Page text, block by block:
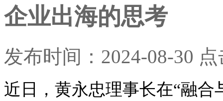
企业出海的思考
发布时间：2024-08-30
近日，黄永忠理事长在“融